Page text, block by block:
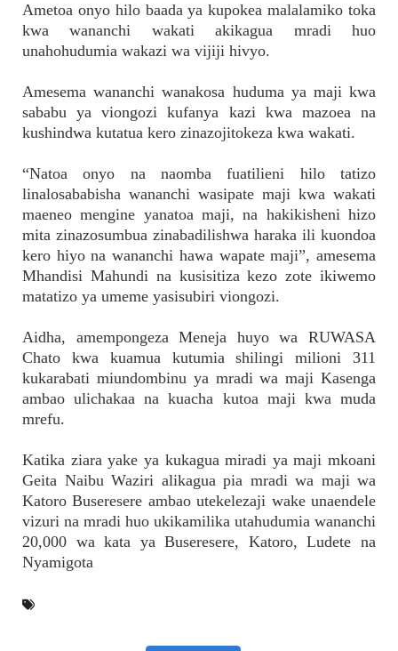
Ametoa onyo hilo baada ya kupokea malalamiko toka
kwa wananchi wakati akikagua mradi huo
unahohudumia wakazi wa vijiji hivyo.
Amesema wananchi wanakosa huduma ya maji kwa
sababu ya viongozi kufanya kazi kwa mazoea na
kushindwa kutatua kero zinazojitokeza kwa wakati.
“Natoa onyo na naomba fuatilieni hilo tatizo
linalosababisha wananchi wasipate maji kwa wakati
maeneo mengine yanatoa maji, na hakikisheni hizo
mita zinazosumbua zinabadilishwa haraka ili kuondoa
kero hiyo na wananchi hawa wapate maji”, amesema
Mhandisi Mahundi na kusisitiza kezo zote ikiwemo
matatizo ya umeme yasisubiri viongozi.
Aidha, amempongeza Meneja huyo wa RUWASA
Chato kwa kuamua kutumia shilingi milioni 311
kukarabati miundombinu ya mradi wa maji Kasenga
ambao ulichakaa na kuacha kutoa maji kwa muda
mrefu.
Katika ziara yake ya kukagua miradi ya maji mkoani
Geita Naibu Waziri alikagua pia mradi wa maji wa
Katoro Buseresere ambao utekelezaji wake unaendele
vizuri na mradi huo ukikamilika utahudumia wananchi
20,000 wa kata ya Buseresere, Katoro, Ludete na
Nyamigota